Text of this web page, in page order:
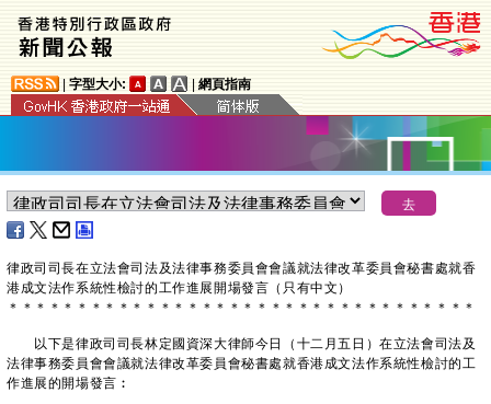
字型大小: 網頁指南
​律政司司長在立法會司法及法律事務委員會會議就法律改革委員會秘書處就香
港成文法作系統性檢討的工作進展開場發言（只有中文）
＊ ＊ ＊ ＊ ＊ ＊ ＊ ＊ ＊ ＊ ＊ ＊ ＊ ＊ ＊ ＊ ＊ ＊ ＊ ＊ ＊ ＊ ＊ ＊ ＊ ＊ ＊ ＊ ＊ ＊ ＊ ＊ ＊ ＊
以下是律政司司長林定國資深大律師今日（十二月五日）在立法會司法及
法律事務委員會會議就法律改革委員會秘書處就香港成文法作系統性檢討的工
作進展的開場發言︰